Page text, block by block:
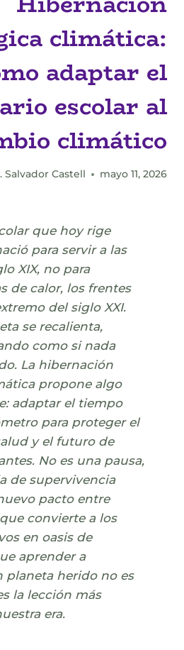
climática:
adaptar el
escolar al
climático
Salvador Castell mayo 11, 2026
que hoy rige
para servir a las
XIX, no para
de calor, los frentes
del siglo XXI.
se recalienta,
como si nada
La hibernación
propone algo
adaptar el tiempo
para proteger el
y el futuro de
No es una pausa,
de supervivencia
pacto entre
convierte a los
en oasis de
aprender a
planeta herido no es
la lección más
era.